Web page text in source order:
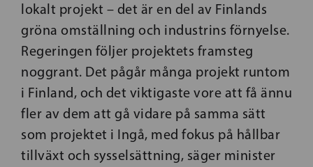
lokalt projekt – det är en del av Finlands
gröna omställning och industrins förnyelse.
Regeringen följer projektets framsteg
noggrant. Det pågår många projekt runtom
i Finland, och det viktigaste vore att få ännu
fler av dem att gå vidare på samma sätt
som projektet i Ingå, med fokus på hållbar
tillväxt och sysselsättning, säger minister